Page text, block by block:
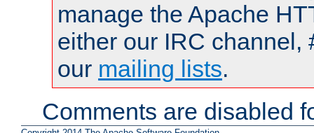
manage the Apache
either our IRC channel,
our mailing lists.
Comments are disabled